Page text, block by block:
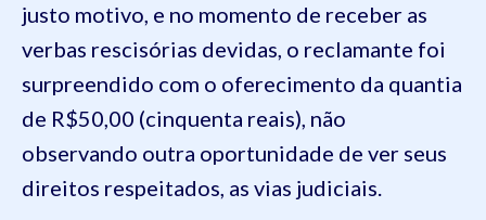
justo motivo, e no momento de receber as
verbas rescisórias devidas, o reclamante foi
surpreendido com o oferecimento da quantia
de R$50,00 (cinquenta reais), não
observando outra oportunidade de ver seus
direitos respeitados, as vias judiciais.